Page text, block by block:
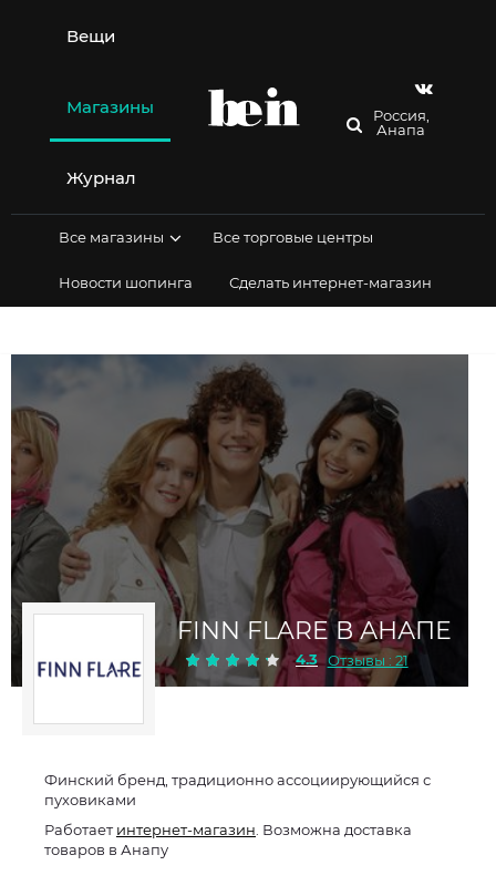
содержимому
Вещи
Магазины
Журнал
Россия,
Анапа
Все магазины Все торговые центры
Новости шопинга Сделать интернет-магазин
FINN FLARE В АНАПЕ
4.3 Отзывы : 21
Финский бренд, традиционно ассоциирующийся с
пуховиками
Работаетинтернет-магазин . Возможна доставка
товаров в Анапу